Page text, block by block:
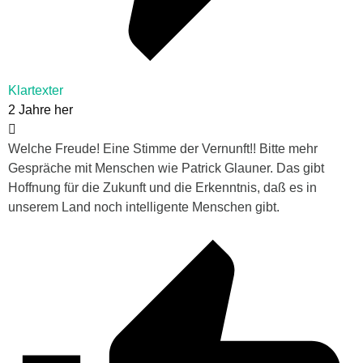
Klartexter
2 Jahre her
Welche Freude! Eine Stimme der Vernunft!! Bitte mehr
Gespräche mit Menschen wie Patrick Glauner. Das gibt
Hoffnung für die Zukunft und die Erkenntnis, daß es in
unserem Land noch intelligente Menschen gibt.